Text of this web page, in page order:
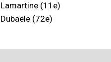
Lamartine (11e)
Dubaële (72e)